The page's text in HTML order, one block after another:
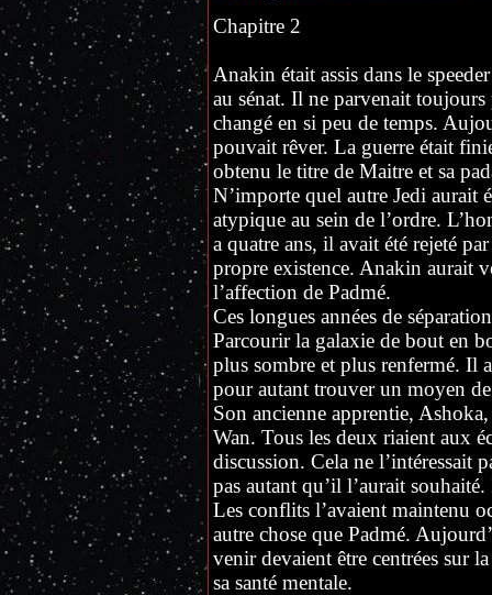
Chapitre 2
Anakin était assis dans le
au sénat. Il ne parvenait toujours
changé en si peu de temps.
pouvait rêver. La guerre était
obtenu le titre de Maitre et sa
N’importe quel autre Jedi aurait
atypique au sein de l’ordre.
a quatre ans, il avait été rejeté
propre existence. Anakin aurait
l’affection de Padmé.
Ces longues années de
Parcourir la galaxie de bout en
plus sombre et plus renfermé. Il
pour autant trouver un moyen de
Son ancienne apprentie,
Wan. Tous les deux riaient aux
discussion. Cela ne l’intéressait
pas autant qu’il l’aurait
Les conflits l’avaient maintenu
autre chose que Padmé.
venir devaient être centrées sur
sa santé mentale.